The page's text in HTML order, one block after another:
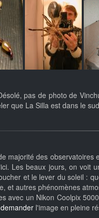
pas de photo de
que La Silla est dans le
majorité des
Les beaux jours, on voit
et le lever du soleil :
et autres phénomènes
avec un Nikon Coolpix
demander l'image en pleine